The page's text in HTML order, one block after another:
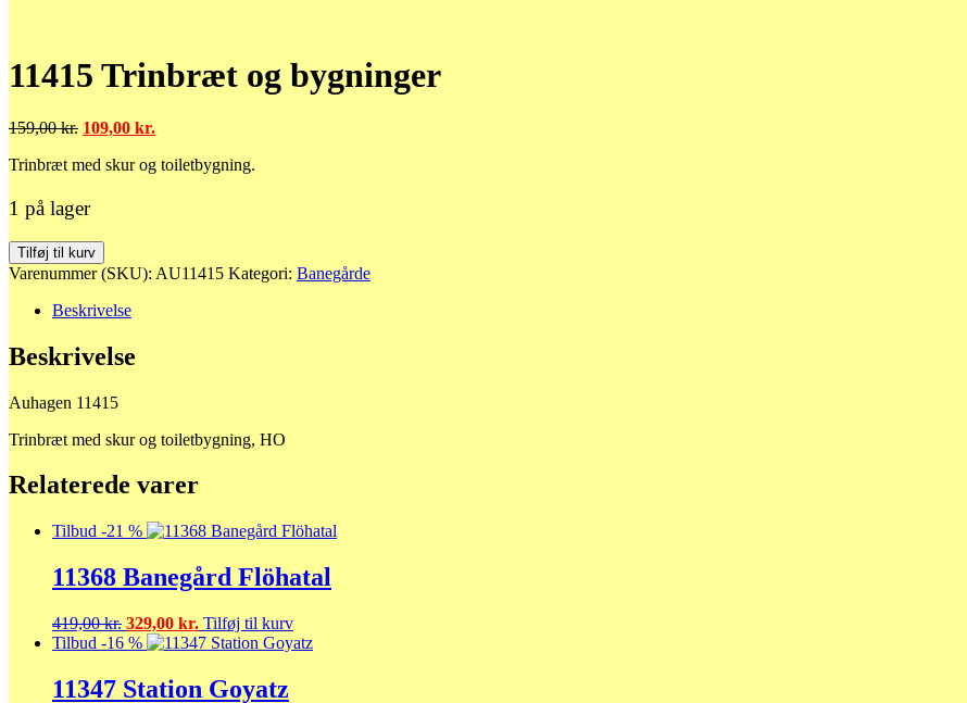
11415 Trinbræt og bygninger
159,00kr. Den
pris
159,00 kr..
109,00 kr.
pris
Trinbræt med skur og toiletbygning.
1 på lager
11415
Trinbræt
bygninger
Tilføj til kurv
Varenummer (SKU): AU11415 Kategori: Banegårde
Beskrivelse
Beskrivelse
Auhagen 11415
Trinbræt med skur og toiletbygning, HO
Relaterede varer
Tilbud -21 %
11368 Banegård Flöhatal
419,00kr. Den
oprindelige
var:
329,00 kr. Den
aktuelle
er:
Tilføj til kurv
Tilbud -16 %
11347 Station Goyatz